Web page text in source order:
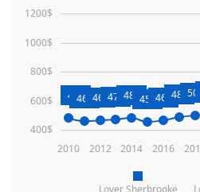
Loyer Sherbrooke
2010 2012 2014 2016
400$
600$
800$
1000$
1200$
485462466471485 457468487